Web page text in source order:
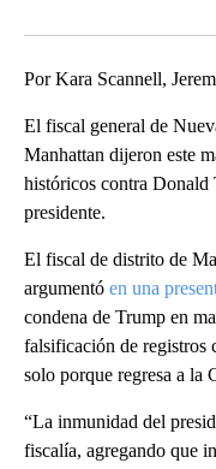
Por Kara Scannell,
El fiscal general de
Manhattan dijeron este
históricos contra Donald
presidente.
El fiscal de distrito de
argumentó en una
condena de Trump en
falsificación de registros
solo porque regresa a la
“La inmunidad del
fiscalía, agregando que